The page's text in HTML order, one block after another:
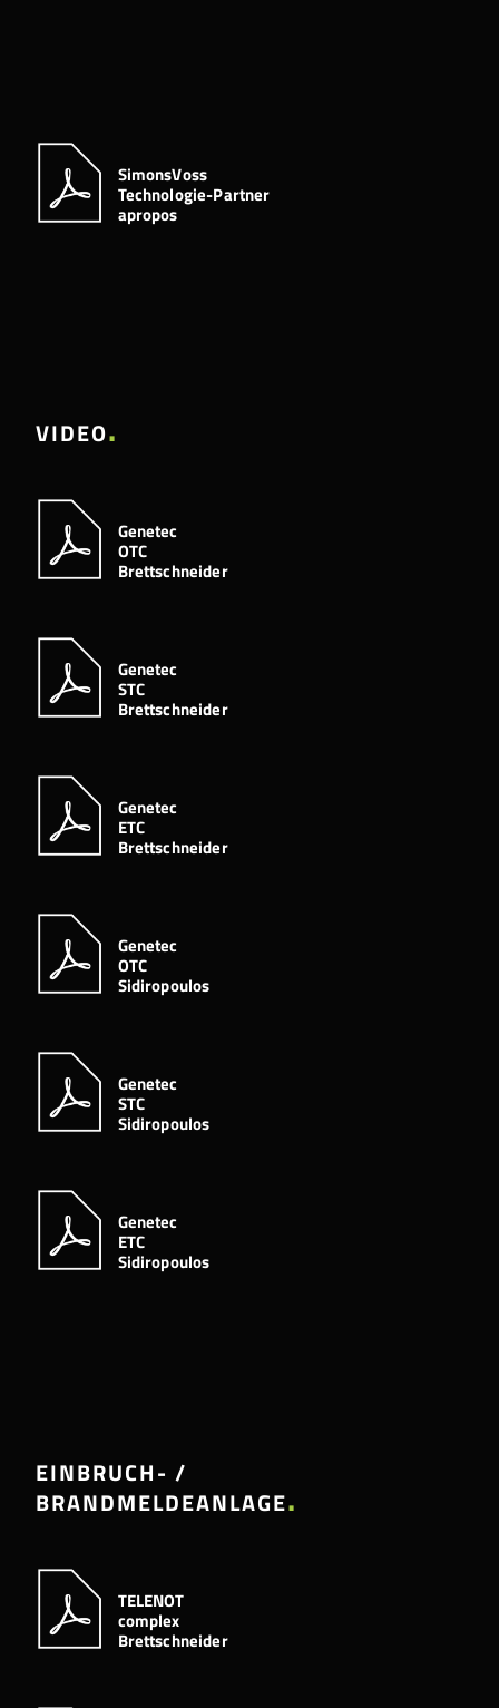
SimonsVoss
Technologie-Partner
apropos
VIDEO
Genetec
OTC
Brettschneider
Genetec
STC
Brettschneider
Genetec
ETC
Brettschneider
Genetec
OTC
Sidiropoulos
Genetec
STC
Sidiropoulos
Genetec
ETC
Sidiropoulos
EINBRUCH- /
BRANDMELDEANLAGE
TELENOT
complex
Brettschneider